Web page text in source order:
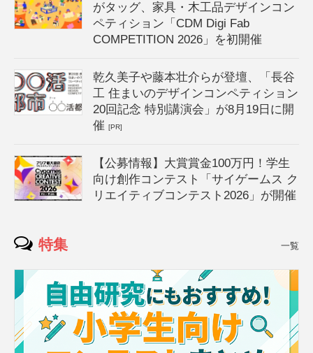
がタッグ、家具・木工品デザインコン
ペティション「CDM Digi Fab
COMPETITION 2026」を初開催
乾久美子や藤本壮介らが登壇、「長谷
工 住まいのデザインコンペティション
20回記念 特別講演会」が8月19日に開
催[PR]
【公募情報】大賞賞金100万円！学生
向け創作コンテスト「サイゲームス ク
リエイティブコンテスト2026」が開催
特集 一覧